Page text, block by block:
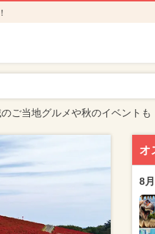
ご当地グルメや秋のイベントも
オ
8